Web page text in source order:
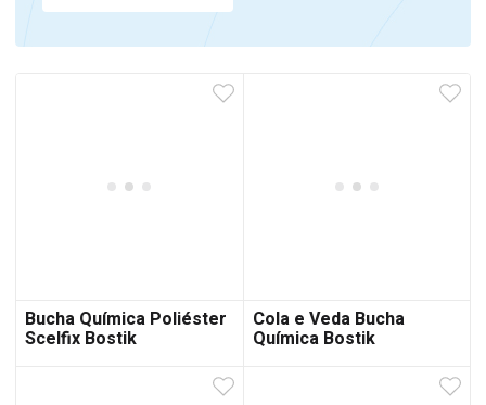
Bucha Química Poliéster
Scelfix Bostik
Cola e Veda Bucha
Química Bostik